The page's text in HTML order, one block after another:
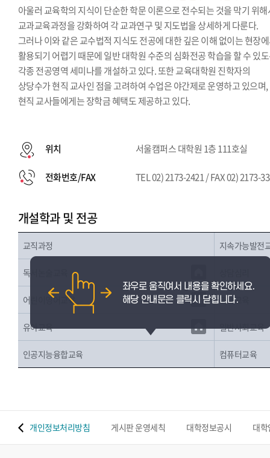
아울러 교육학의 지식이 단순한 학문 이론으로 전수되는 것을 막기 위
교과교육과정을 강화하여 각 교과연구 및 지도법을 상세하게 다룬다.
그러나 이와 같은 교수법적 지식도 전공에 대한 깊은 이해 없이는 현장
활용되기 어렵기 때문에 일반 대학원 수준의 심화전공 학습을 할 수 있
각종 전공영역 세미나를 개설하고 있다. 또한 교육대학원 진학자의
상당수가 현직 교사인 점을 고려하여 수업은 야간제로 운영하고 있으며,
현직 교사들에게는 장학금 혜택도 제공하고 있다.
위치 서울캠퍼스 대학원 1층 111호실
전화번호/FAX TEL 02) 2173-2421 / FAX 02) 2173-
개설학과 및 전공
교직과정 지속가능발전
독서논술교육
어린이영어교육 역사교육
유아교육 일반사회교육
인공지능융합교육 컴퓨터교육
개인정보처리방침 게시판 운영세칙 대학정보공시 대